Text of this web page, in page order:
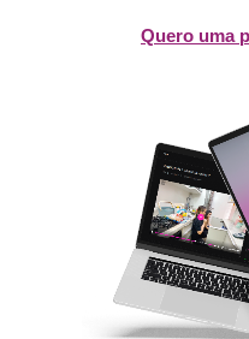
Quero uma